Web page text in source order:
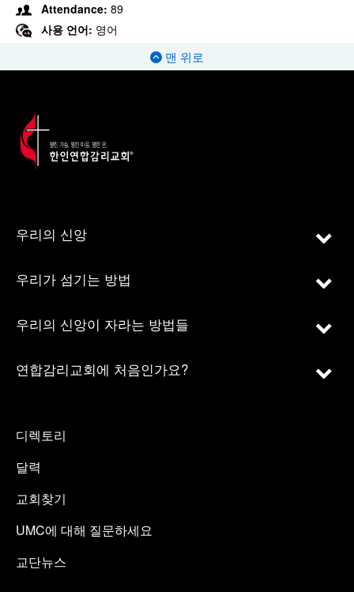
Attendance: 89
사용 언어: 영어
맨 위로
우리의 신앙
우리가 섬기는 방법
우리의 신앙이 자라는 방법들
연합감리교회에 처음인가요?
디렉토리
달력
교회찾기
UMC에 대해 질문하세요
교단뉴스